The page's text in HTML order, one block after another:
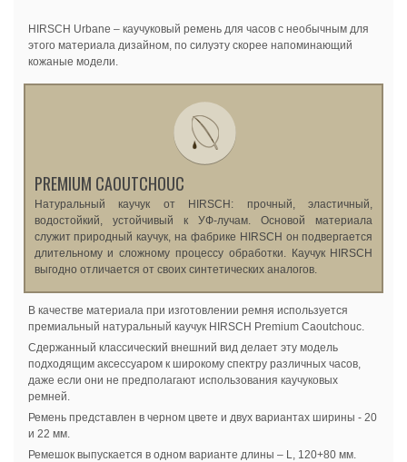
HIRSCH Urbane – каучуковый ремень для часов с необычным для
этого материала дизайном, по силуэту скорее напоминающий
кожаные модели.
PREMIUM CAOUTCHOUC
Натуральный каучук от HIRSCH: прочный, эластичный,
водостойкий, устойчивый к УФ-лучам. Основой материала
служит природный каучук, на фабрике HIRSCH он подвергается
длительному и сложному процессу обработки. Каучук HIRSCH
выгодно отличается от своих синтетических аналогов.
В качестве материала при изготовлении ремня используется
премиальный натуральный каучук HIRSCH Premium Caoutchouc.
Сдержанный классический внешний вид делает эту модель
подходящим аксессуаром к широкому спектру различных часов,
даже если они не предполагают использования каучуковых
ремней.
Ремень представлен в черном цвете и двух вариантах ширины - 20
и 22 мм.
Ремешок выпускается в одном варианте длины – L, 120+80 мм.